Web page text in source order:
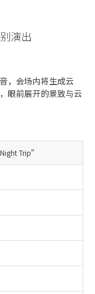
演出
，会场内将生成云
眼前展开的景致与云
Trip”